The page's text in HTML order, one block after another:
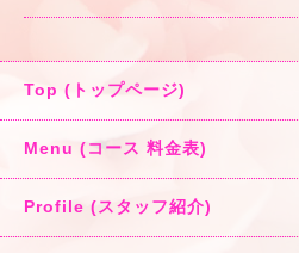
Top (トップページ)
Menu (コース 料金表)
Profile (スタッフ紹介)